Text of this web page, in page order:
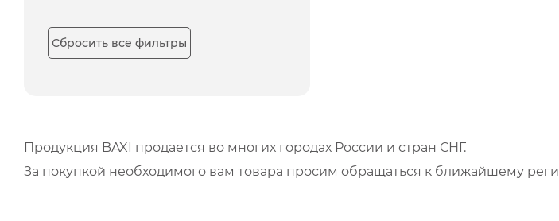
Сбросить все фильтры
Продукция BAXI продается во многих городах России и стран СНГ.
За покупкой необходимого вам товара просим обращаться к ближайшему